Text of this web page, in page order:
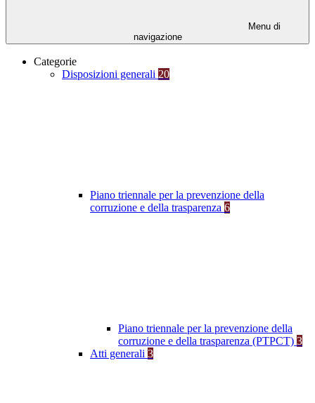
Menu di
navigazione
Categorie
Disposizioni generali 20
Piano triennale per la prevenzione della
corruzione e della trasparenza 6
Piano triennale per la prevenzione della
corruzione e della trasparenza (PTPCT) 3
Atti generali 3